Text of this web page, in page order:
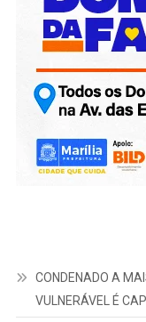
CONDENADO A
VULNERÁVEL É